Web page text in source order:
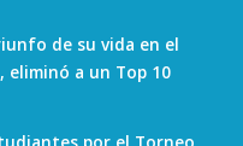
de su vida en el
eliminó a un Top 10